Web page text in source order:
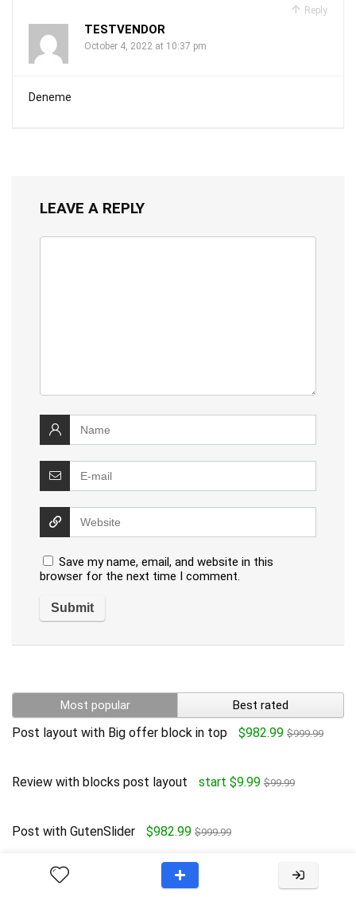
Reply
TESTVENDOR
October 4, 2022 at 10:37 pm
Deneme
LEAVE A REPLY
Save my name, email, and website in this
browser for the next time I comment.
Most popular Best rated
Post layout with Big offer block in top $982.99 $999.99
Review with blocks post layout start $9.99 $99.99
Post with GutenSlider $982.99 $999.99
Corner Button Post Layout $982.99